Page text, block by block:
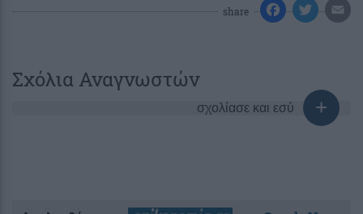
share
Σχόλια Αναγνωστών
σχολίασε και εσύ